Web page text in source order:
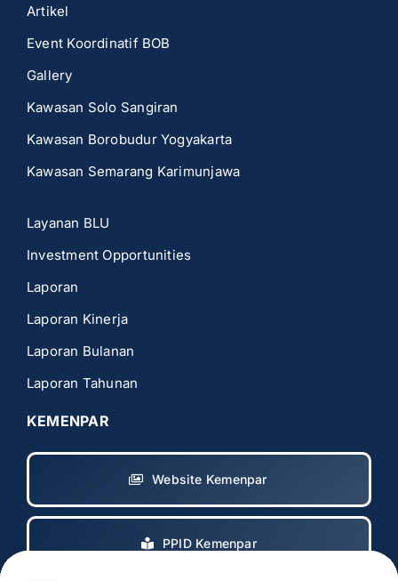
Artikel
Event Koordinatif BOB
Gallery
Kawasan Solo Sangiran
Kawasan Borobudur Yogyakarta
Kawasan Semarang Karimunjawa
Layanan BLU
Investment Opportunities
Laporan
Laporan Kinerja
Laporan Bulanan
Laporan Tahunan
KEMENPAR
Website Kemenpar
PPID Kemenpar